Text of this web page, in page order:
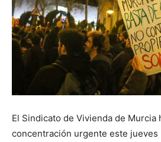
El Sindicato de Vivienda de Murcia
concentración urgente este jueves